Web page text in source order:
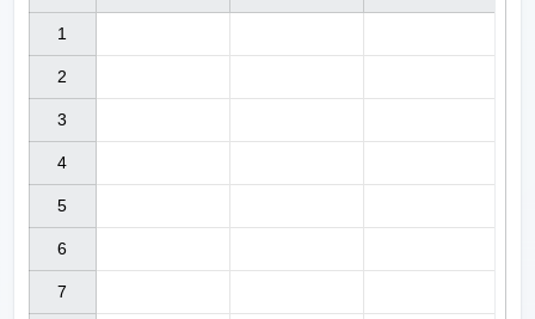
1
2
3
4
5
6
7